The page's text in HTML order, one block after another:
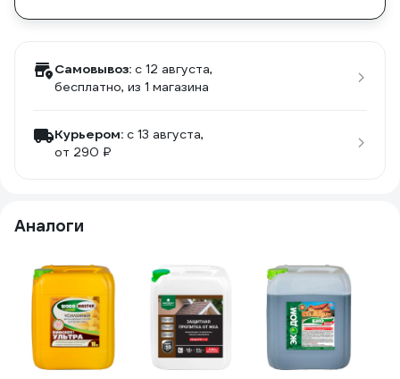
Самовывоз: c 12 августа,
бесплатно, из 1 магазина
Курьером: c 13 августа,
от 290 ₽
Аналоги